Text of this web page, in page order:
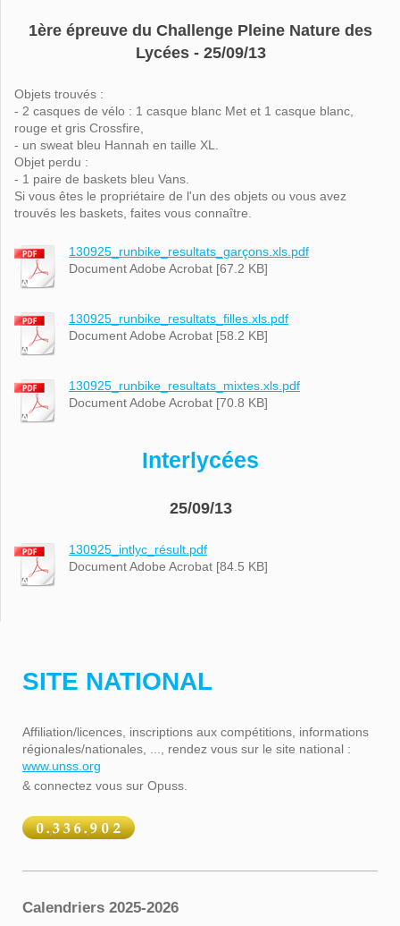
1ère épreuve du Challenge Pleine Nature des
Lycées - 25/09/13
Objets trouvés :
- 2 casques de vélo : 1 casque blanc Met et 1 casque blanc,
rouge et gris Crossfire,
- un sweat bleu Hannah en taille XL.
Objet perdu :
- 1 paire de baskets bleu Vans.
Si vous êtes le propriétaire de l'un des objets ou vous avez
trouvés les baskets, faites vous connaître.
130925_runbike_resultats_garçons.xls.pdf
Document Adobe Acrobat [67.2 KB]
130925_runbike_resultats_filles.xls.pdf
Document Adobe Acrobat [58.2 KB]
130925_runbike_resultats_mixtes.xls.pdf
Document Adobe Acrobat [70.8 KB]
Interlycées
25/09/13
130925_intlyc_résult.pdf
Document Adobe Acrobat [84.5 KB]
SITE NATIONAL
Affiliation/licences, inscriptions aux compétitions, informations
régionales/nationales, ..., rendez vous sur le site national :
www.unss.org
& connectez vous sur Opuss.
Calendriers 2025-2026